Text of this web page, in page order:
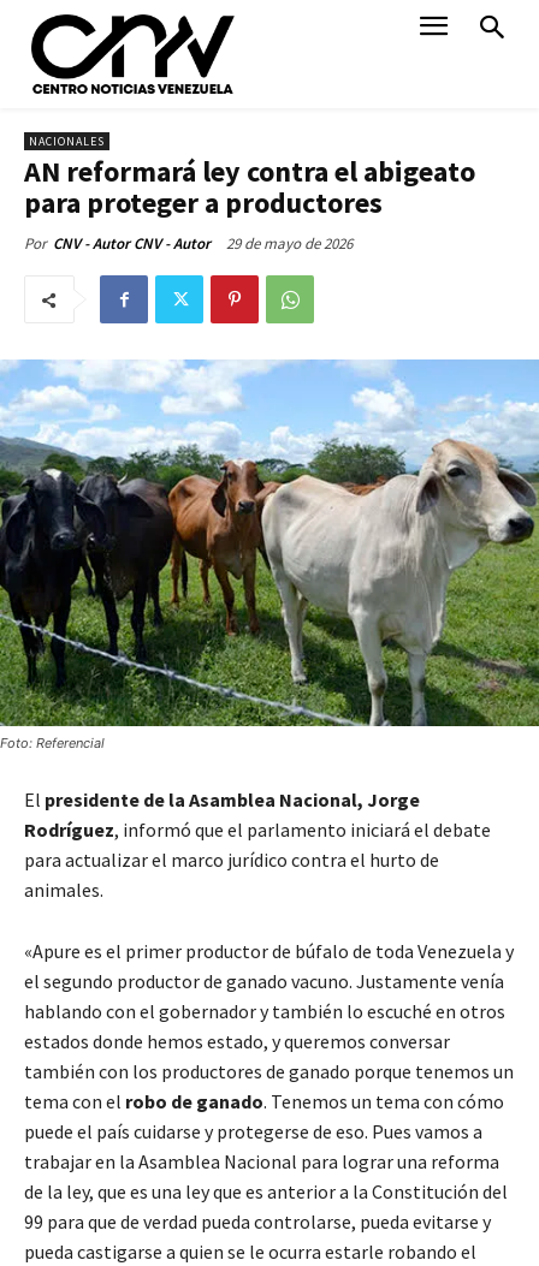
NACIONALES
AN reformará ley contra el abigeato
para proteger a productores
Por CNV - Autor CNV - Autor 29 de mayo de 2026
Foto: Referencial
El presidente de la Asamblea Nacional, Jorge
Rodríguez, informó que el parlamento iniciará el debate
para actualizar el marco jurídico contra el hurto de
animales.
«Apure es el primer productor de búfalo de toda Venezuela y
el segundo productor de ganado vacuno. Justamente venía
hablando con el gobernador y también lo escuché en otros
estados donde hemos estado, y queremos conversar
también con los productores de ganado porque tenemos un
tema con el robo de ganado. Tenemos un tema con cómo
puede el país cuidarse y protegerse de eso. Pues vamos a
trabajar en la Asamblea Nacional para lograr una reforma
de la ley, que es una ley que es anterior a la Constitución del
99 para que de verdad pueda controlarse, pueda evitarse y
pueda castigarse a quien se le ocurra estarle robando el